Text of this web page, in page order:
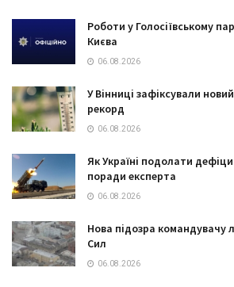
Роботи у Голосіївському
Києва
06.08.2026
У Вінниці зафіксували
рекорд
06.08.2026
Як Україні подолати
поради експерта
06.08.2026
Нова підозра командувачу
Сил
06.08.2026